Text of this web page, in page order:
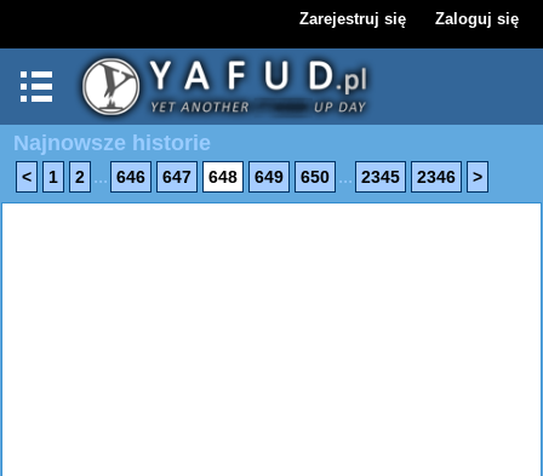
Zarejestruj się Zaloguj się
Najnowsze historie
< 1 2 ... 646 647 648 649 650 ... 2345 2346 >